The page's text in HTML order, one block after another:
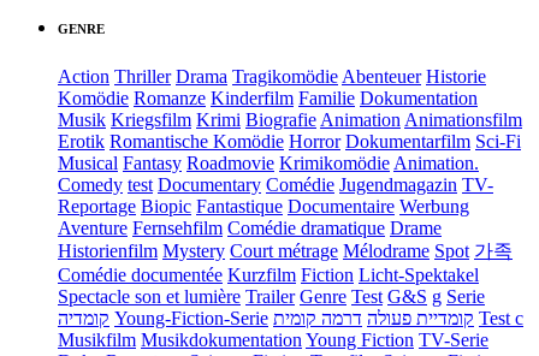
GENRE
Action Thriller Drama Tragikomödie Abenteuer Historie
Komödie Romanze Kinderfilm Familie Dokumentation
Musik Kriegsfilm Krimi Biografie Animation Animationsfilm
Erotik Romantische Komödie Horror Dokumentarfilm Sci-Fi
Musical Fantasy Roadmovie Krimikomödie Animation.
Comedy test Documentary Comédie Jugendmagazin TV-
Reportage Biopic Fantastique Documentaire Werbung
Aventure Fernsehfilm Comédie dramatique Drame
Historienfilm Mystery Court métrage Mélodrame Spot 가족
Comédie documentée Kurzfilm Fiction Licht-Spektakel
Spectacle son et lumière Trailer Genre Test G&S g Serie
קומדיה Young-Fiction-Serie קומדיית פעולה דרמה קומית
Test c
Musikfilm Musikdokumentation Young Fiction TV-Serie